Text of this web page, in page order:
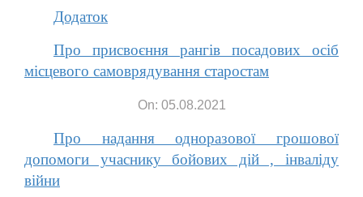
Додаток
Про присвоєння рангів посадових осіб
місцевого самоврядування старостам
On: 05.08.2021
Про надання одноразової грошової
допомоги учаснику бойових дій , інваліду
війни